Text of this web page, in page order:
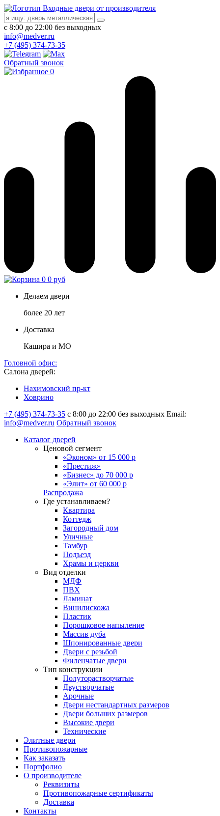
Входные двери от производителя
с 8:00 до 22:00 без выходных
info@medver.ru
+7 (495) 374-73-35
Обратный звонок
0
0 0 руб
Делаем двери
более 20 лет
Доставка
Кашира и МО
Головной офис:
Салона дверей:
Нахимовский пр-кт
Ховрино
+7 (495) 374-73-35 с 8:00 до 22:00 без выходных Email:
info@medver.ru Обратный звонок
Каталог дверей
Ценовой сегмент
«Эконом» от 15 000 р
«Престиж»
«Бизнес» до 70 000 р
«Элит» от 60 000 р
Распродажа
Где устанавливаем?
Квартира
Коттедж
Загородный дом
Уличные
Тамбур
Подъезд
Храмы и церкви
Вид отделки
МДФ
ПВХ
Ламинат
Винилискожа
Пластик
Порошковое напыление
Массив дуба
Шпонированные двери
Двери с резьбой
Филенчатые двери
Тип конструкции
Полуторастворчатые
Двустворчатые
Арочные
Двери нестандартных размеров
Двери больших размеров
Высокие двери
Технические
Элитные двери
Противопожарные
Как заказать
Портфолио
О производителе
Реквизиты
Противопожарные сертификаты
Доставка
Контакты